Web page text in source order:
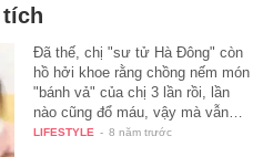
tích
Đã thế, chị "sư tử Hà Đông" còn
hồ hởi khoe rằng chồng nếm món
"bánh vả" của chị 3 lần rồi, lần
nào cũng đổ máu, vậy mà vẫn…
LIFESTYLE - 8 năm trước